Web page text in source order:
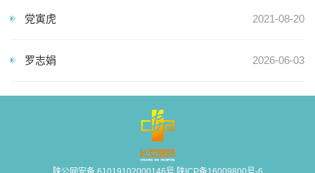
党寅虎 2021-08-20
罗志娟 2026-06-03